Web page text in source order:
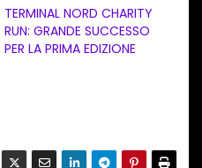
TERMINAL NORD CHARITY
RUN: GRANDE SUCCESSO
PER LA PRIMA EDIZIONE